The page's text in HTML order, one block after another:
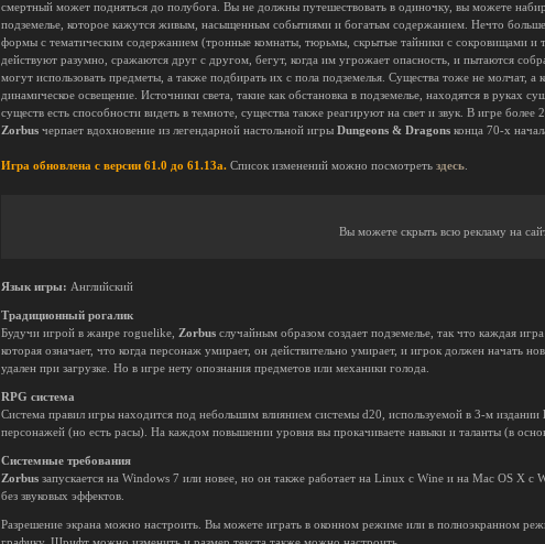
смертный может подняться до полубога. Вы не должны путешествовать в одиночку, вы можете
подземелье, которое кажутся живым, насыщенным событиями и богатым содержанием. Нечто
формы с тематическим содержанием (тронные комнаты, тюрьмы, скрытые тайники с сокровищами и
действуют разумно, сражаются друг с другом, бегут, когда им угрожает опасность, и пытаются
могут использовать предметы, а также подбирать их с пола подземелья. Существа тоже не молчат,
динамическое освещение. Источники света, такие как обстановка в подземелье, находятся в руках
существ есть способности видеть в темноте, существа также реагируют на свет и звук. В игре
Zorbus черпает вдохновение из легендарной настольной игры Dungeons & Dragons конца 70-х
Игра обновлена с версии 61.0 до 61.13a. Список изменений можно посмотреть здесь
Вы можете скрыть всю рекламу на
Язык игры: Английский
Традиционный рогалик
Будучи игрой в жанре roguelike, Zorbus случайным образом создает подземелье, так что каждая
которая означает, что когда персонаж умирает, он действительно умирает, и игрок должен начать
удален при загрузке. Но в игре нету опознания предметов или механики голода.
RPG система
Система правил игры находится под небольшим влиянием системы d20, используемой в 3-м издании
персонажей (но есть расы). На каждом повышении уровня вы прокачиваете навыки и таланты (в
Системные требования
Zorbus запускается на Windows 7 или новее, но он также работает на Linux с Wine и на Mac OS X
без звуковых эффектов.
Разрешение экрана можно настроить. Вы можете играть в оконном режиме или в полноэкранном